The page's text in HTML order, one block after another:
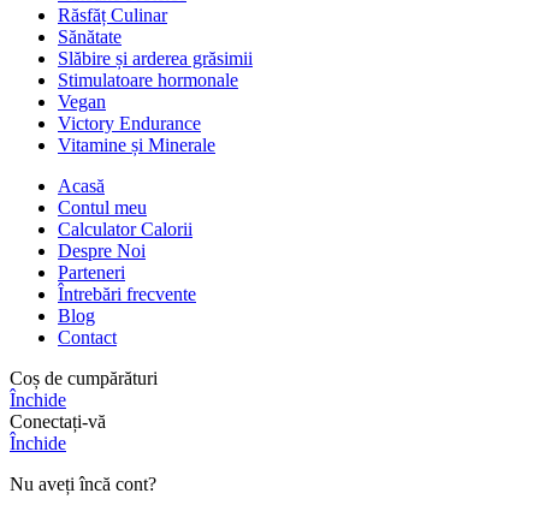
Răsfăț Culinar
Sănătate
Slăbire și arderea grăsimii
Stimulatoare hormonale
Vegan
Victory Endurance
Vitamine și Minerale
Acasă
Contul meu
Calculator Calorii
Despre Noi
Parteneri
Întrebări frecvente
Blog
Contact
Coș de cumpărături
Închide
Conectați-vă
Închide
Nu aveți încă cont?